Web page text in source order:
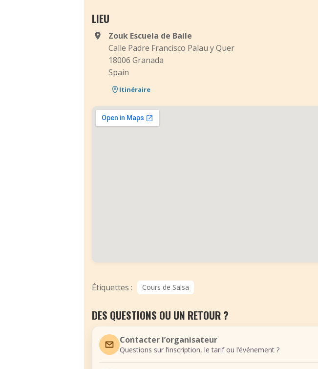
LIEU
Zouk Escuela de Baile
Calle Padre Francisco Palau y Quer
18006 Granada
Spain
Itinéraire
Étiquettes : Cours de Salsa
DES QUESTIONS OU UN RETOUR ?
Contacter l’organisateur
Questions sur l’inscription, le tarif ou l’événement ?